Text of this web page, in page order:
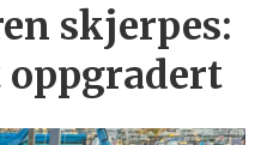
skjerpes:
oppgradert